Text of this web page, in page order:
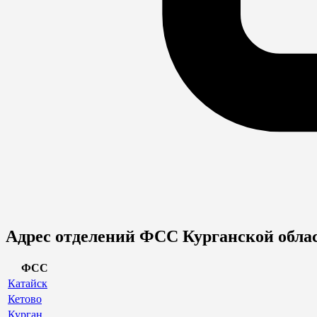
Адрес отделений ФСС Курганской
ФСС
Катайск
Кетово